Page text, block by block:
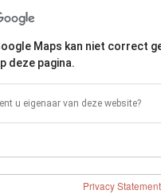
Maps kan niet correct
deze pagina.
u eigenaar van deze website?
Privacy Statement